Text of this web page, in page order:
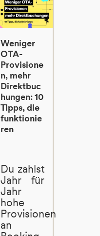
Weniger
OTA-
Provisione
n, mehr
Direktbuc
hungen: 10
Tipps, die
funktionie
ren
Du zahlst
Jahr für
Jahr
hohe
Provisionen
an